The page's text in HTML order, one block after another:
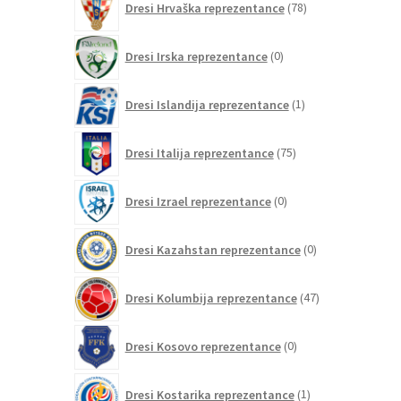
Dresi Hrvaška reprezentance 78izdelkov
Dresi Irska reprezentance 0izdelkov
Dresi Islandija reprezentance 1izdelek
Dresi Italija reprezentance 75izdelkov
Dresi Izrael reprezentance 0izdelkov
Dresi Kazahstan reprezentance 0izdelkov
Dresi Kolumbija reprezentance 47izdelkov
Dresi Kosovo reprezentance 0izdelkov
Dresi Kostarika reprezentance 1